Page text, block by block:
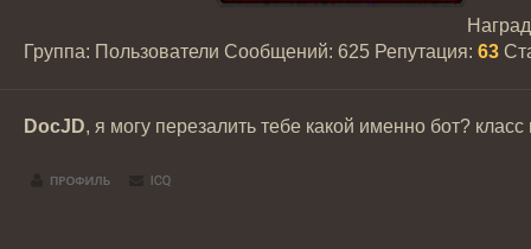
Группа: Пользователи Сообщений: 625 Репутация: 63
DocJD, я могу перезалить тебе какой именно бот? класс